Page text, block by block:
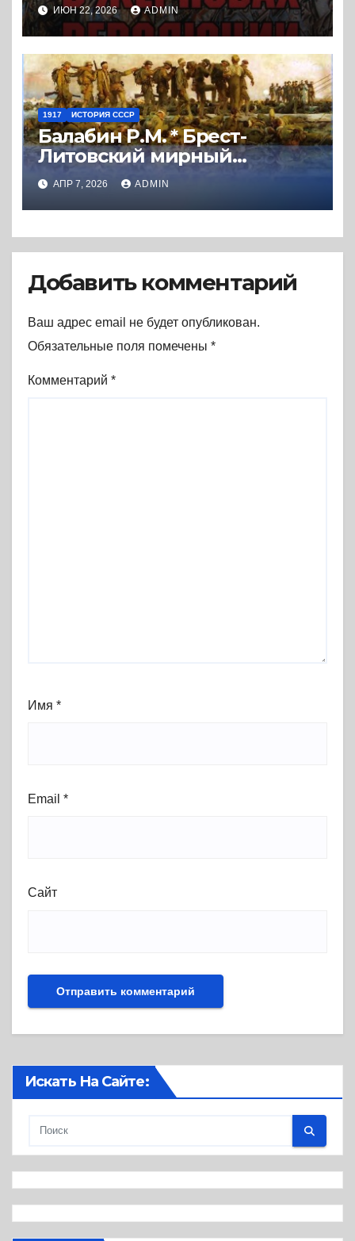
в пореволюционные годы.
(2008) * Книга
ИЮН 22, 2026 ADMIN
1917 ИСТОРИЯ СССР
Балабин Р.М. * Брест-
Литовский мирный
договор. История
подписания и
экономические
последствия. (2019) * Книга
АПР 7, 2026 ADMIN
Добавить комментарий
Ваш адрес email не будет опубликован.
Обязательные поля помечены *
Комментарий *
Имя *
Email *
Сайт
Искать На Сайте: